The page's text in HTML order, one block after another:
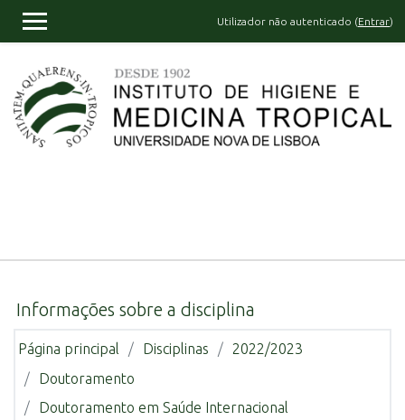
Utilizador não autenticado (Entrar)
Informações sobre a disciplina
Página principal Disciplinas
2022/2023
Doutoramento
Doutoramento em Saúde Internacional